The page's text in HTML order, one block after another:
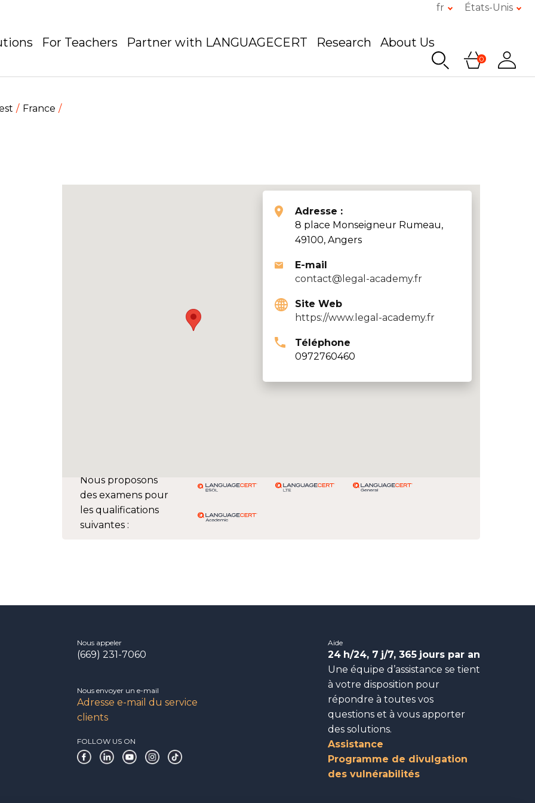
fr États-Unis
For Teachers Partner with LANGUAGECERT Research About Us
0
France
Nous proposons
des examens pour
les qualifications
suivantes :
Adresse :
8 place Monseigneur Rumeau,
49100, Angers
E-mail
contact@legal-academy.fr
Site Web
https://www.legal-academy.fr
Téléphone
0972760460
Nous appeler
(669) 231-7060
Nous envoyer un e-mail
Adresse e-mail du service
clients
FOLLOW US ON
Aide
24 h/24, 7 j/7, 365 jours par an
Une équipe d’assistance se tient
à votre disposition pour
répondre à toutes vos
questions et à vous apporter
des solutions.
Assistance
Programme de divulgation
des vulnérabilités